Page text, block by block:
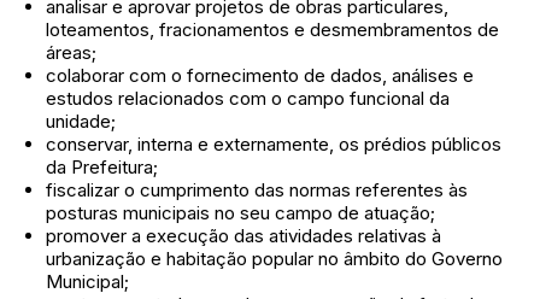
analisar e aprovar projetos de obras particulares,
loteamentos, fracionamentos e desmembramentos de
áreas;
colaborar com o fornecimento de dados, análises e
estudos relacionados com o campo funcional da
unidade;
conservar, interna e externamente, os prédios públicos
da Prefeitura;
fiscalizar o cumprimento das normas referentes às
posturas municipais no seu campo de atuação;
promover a execução das atividades relativas à
urbanização e habitação popular no âmbito do Governo
Municipal;